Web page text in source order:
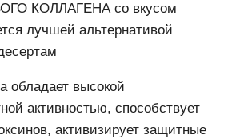
КОЛЛАГЕНА со вкусом
лучшей альтернативой
обладает высокой
активностью, способствует
активизирует защитные